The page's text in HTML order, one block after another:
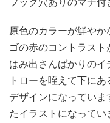
原色のカラーが鮮や
ゴの赤のコントラス
はみ出さんばかりの
トローを咥えて下に
デザインになってい
たイラストになって